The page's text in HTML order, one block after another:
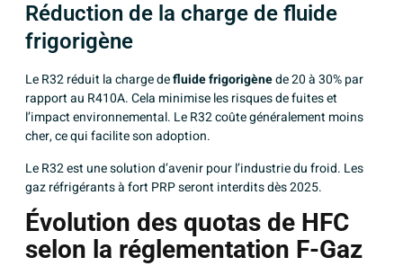
Réduction de la charge de fluide
frigorigène
Le R32 réduit la charge defluide frigorigènede 20 à 30% par
rapport au R410A. Cela minimise les risques de fuites et
l’impact environnemental. Le R32 coûte généralement moins
cher, ce qui facilite son adoption.
Le R32 est une solution d’avenir pour l’industrie du froid. Les
gaz réfrigérants à fort PRP seront interdits dès 2025.
Évolution des quotas de HFC
selon la réglementation F-Gaz